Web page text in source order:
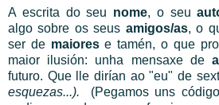
A escrita do seu nome, o seu
algo sobre os seus amigos/as, o
ser de maiorese tamén, o que
maior ilusión: unha mensaxe de
futuro. Que lle dirían ao "eu" de
esquezas...).
(Pegamos uns